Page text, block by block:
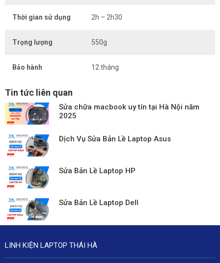
Thời gian sử dụng 2h – 2h30
Trọng lượng 550g
Bảo hành 12 tháng
Tin tức liên quan
Sửa chữa macbook uy tín tại Hà Nội năm
2025
Dịch Vụ Sửa Bản Lề Laptop Asus
Sửa Bản Lề Laptop HP
Sửa Bản Lề Laptop Dell
LINH KIỆN LAPTOP THÁI HÀ